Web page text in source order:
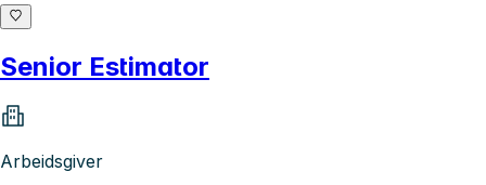
Senior Estimator
Arbeidsgiver